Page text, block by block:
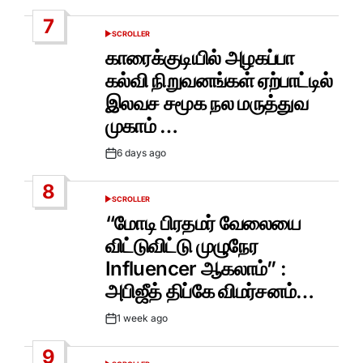
7
POSTED
SCROLLER
காரைக்குடியில் அழகப்பா
கல்வி நிறுவனங்கள் ஏற்பாட்டில்
இலவச சமூக நல மருத்துவ
முகாம் …
Post6 days ago
8
POSTED
SCROLLER
“மோடி பிரதமர் வேலையை
விட்டுவிட்டு முழுநேர
Influencer ஆகலாம்” :
அபிஜீத் திப்கே விமர்சனம்…
Post1 week ago
9